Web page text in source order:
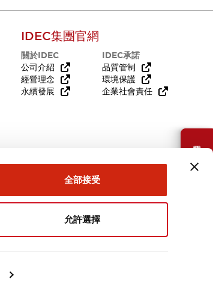
全部接受
允許選擇
需要幫助嗎？
IDEC集團官網
關於IDEC
公司介紹
經營理念
永續發展
IDEC承諾
品質管制
環境保護
企業社會責任
台灣